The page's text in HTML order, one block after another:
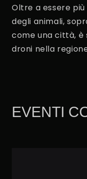
Oltre a essere
degli animali,
come una città,
droni nella
EVENTI